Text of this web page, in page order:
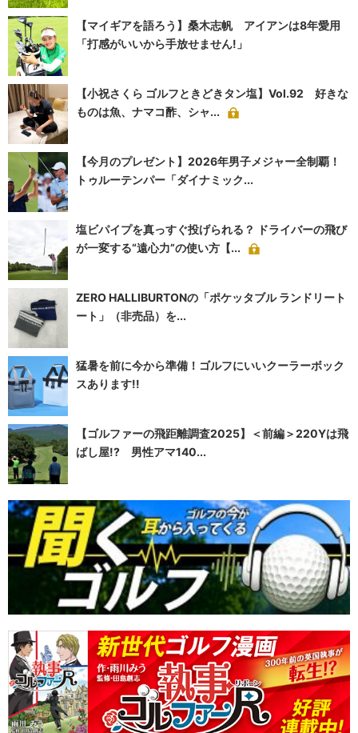
【マイギアを語ろう】桑木志帆 アイアンは8年愛用
「打感がいいから手放せません!」
【小祝さくら ゴルフときどきタン塩】Vol.92 好きな
ものは魚、ナマコ酢、シャ...
【今月のプレゼント】2026年男子メジャー全制覇！
トゥルーテンパー「ダイナミック...
塩ビパイプを真っすぐ投げられる？ ドライバーの飛び
が一変する“遠心力”の使い方【...
ZERO HALLIBURTONの「ポケッタブル ランドリート
ート」（非売品）を...
猛暑を前に今から準備！ゴルフにいいクーラーボック
スあります!!
【ゴルファーの飛距離調査2025】＜前編＞220Yは飛
ばし屋!? 男性アマ140...